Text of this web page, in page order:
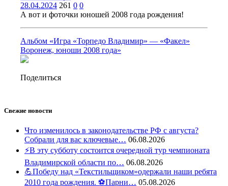
28.04.2024 261 0 0
А вот и фоточки юношей 2008 года рождения!
Альбом «Игра «Торпедо Владимир» — «Факел»
Воронеж, юноши 2008 года»
Поделиться
Свежие новости
Что изменилось в законодательстве РФ с августа?
Собрали для вас ключевые… 06.08.2026
⚡В эту субботу состоится очередной тур чемпионата
Владимирской области по… 06.08.2026
💪Победу над «Текстильщиком»одержали наши ребята
2010 года рождения. ⚽️Парни… 05.08.2026